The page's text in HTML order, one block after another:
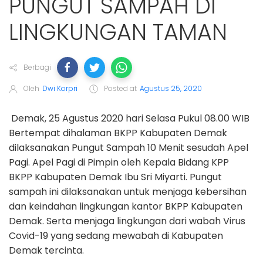
LINGKUNGAN TAMAN
Berbagi
Oleh Dwi Korpri Posted at Agustus 25, 2020
Demak, 25 Agustus 2020 hari Selasa Pukul 08.00 WIB
Bertempat dihalaman BKPP Kabupaten Demak
dilaksanakan Pungut Sampah 10 Menit sesudah Apel
Pagi. Apel Pagi di Pimpin oleh Kepala Bidang KPP
BKPP Kabupaten Demak Ibu Sri Miyarti. Pungut
sampah ini dilaksanakan untuk menjaga kebersihan
dan keindahan lingkungan kantor BKPP Kabupaten
Demak. Serta menjaga lingkungan dari wabah Virus
Covid-19 yang sedang mewabah di Kabupaten
Demak tercinta.